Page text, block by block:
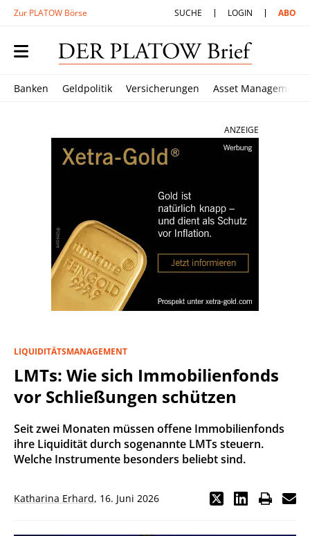
Zur PLATOW Börse SUCHE LOGIN ABO
Banken Geldpolitik Versicherungen Asset Management
ANZEIGE
LIQUIDITÄTSMANAGEMENT
LMTs: Wie sich Immobilienfonds
vor Schließungen schützen
Seit zwei Monaten müssen offene Immobilienfonds
ihre Liquidität durch sogenannte LMTs steuern.
Welche Instrumente besonders beliebt sind.
Katharina Erhard, 16. Juni 2026